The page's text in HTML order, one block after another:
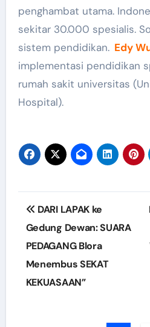
penghambat utama.
sekitar 30.000 spesialis.
sistem pendidikan. Edy
implementasi pendidikan
rumah sakit universitas
Hospital).
Post
navigation
DARI LAPAK ke
Gedung Dewan: SUARA
PEDAGANG Blora
Menembus SEKAT
KEKUASAAN”